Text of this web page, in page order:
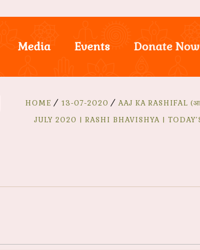
Media Events Donate Now
HOME 13-07-2020
AAJ KA RASHIFAL
JULY 2020 | RASHI BHAVISHYA |